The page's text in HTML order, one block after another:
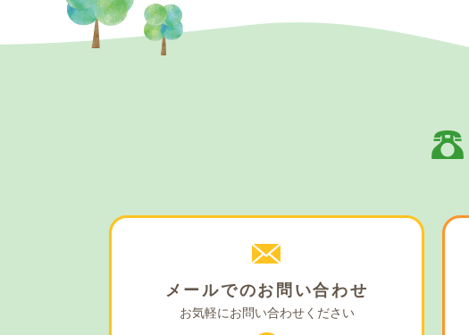
メールでのお問い合わせ
お気軽にお問い合わせください